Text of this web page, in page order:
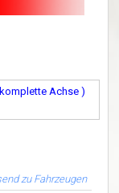
Achse )
zu Fahrzeugen